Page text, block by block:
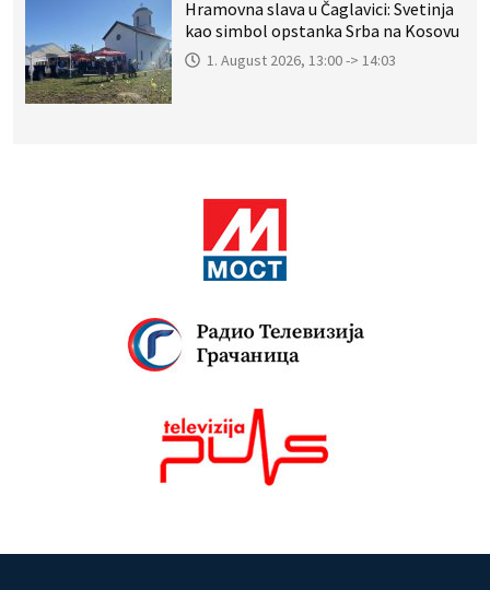
Hramovna slava u Čaglavici: Svetinja
kao simbol opstanka Srba na Kosovu
1. August 2026, 13:00 -> 14:03